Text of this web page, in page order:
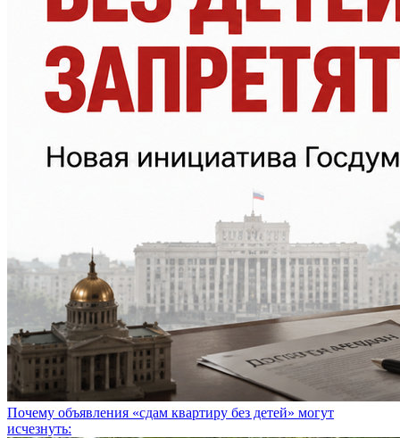
Почему объявления «сдам квартиру без детей» могут
исчезнуть: